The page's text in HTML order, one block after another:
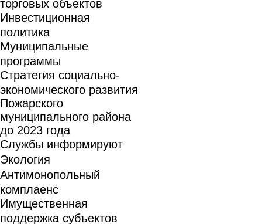
торговых объектов
Инвестиционная
политика
Муниципальные
программы
Стратегия социально-
экономического развития
Пожарского
муниципального района
до 2023 года
Службы информируют
Экология
Антимонопольный
комплаенс
Имущественная
поддержка субъектов